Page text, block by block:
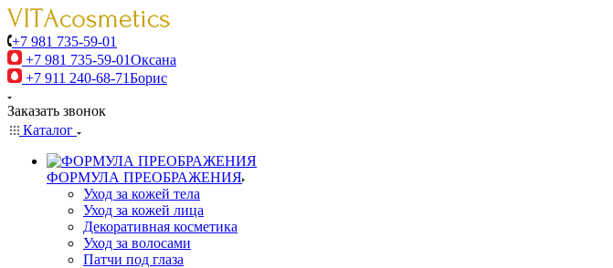
+7 981 735-59-01
+7 981 735-59-01Оксана
+7 911 240-68-71Борис
Заказать звонок
Каталог
ФОРМУЛА ПРЕОБРАЖЕНИЯ
Уход за кожей тела
Уход за кожей лица
Декоративная косметика
Уход за волосами
Патчи под глаза